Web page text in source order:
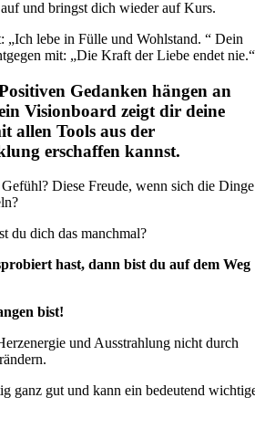
und bringst dich wieder auf Kurs.
„Ich lebe in Fülle und Wohlstand. “ Dein
mit: „Die Kraft der Liebe endet nie.“
Gedanken hängen an
Visionboard zeigt dir deine
allen Tools aus der
erschaffen kannst.
Diese Freude, wenn sich die Dinge
du dich das manchmal?
hast, dann bist du auf dem Weg
bist!
und Ausstrahlung nicht durch
ganz gut und kann ein bedeutend